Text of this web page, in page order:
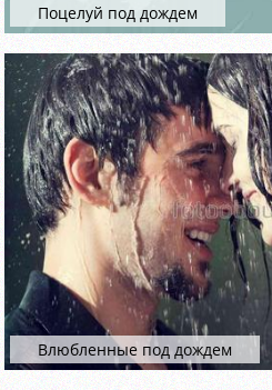
Поцелуй под дождем
Влюбленные под дождем